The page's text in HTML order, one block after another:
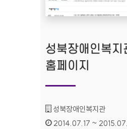
성북장애인복지
홈페이지
기관명 :
성북장애인복지관
인증기간 :
2014.07.17 ~